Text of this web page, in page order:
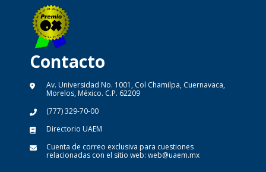
Contacto
Av. Universidad No. 1001, Col Chamilpa, Cuernavaca,
Morelos, México. C.P. 62209
(777) 329-70-00
Directorio UAEM
Cuenta de correo exclusiva para cuestiones
relacionadas con el sitio web: web@uaem.mx